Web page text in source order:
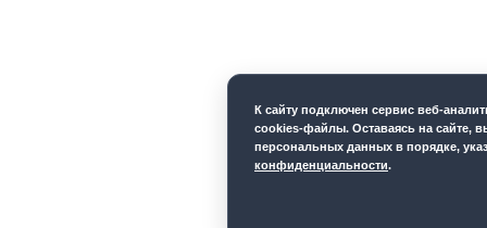
К cайту подключен сервис веб-
cookies-файлы. Оставаясь на сайте,
персональных данных в порядке,
конфиденциальности.